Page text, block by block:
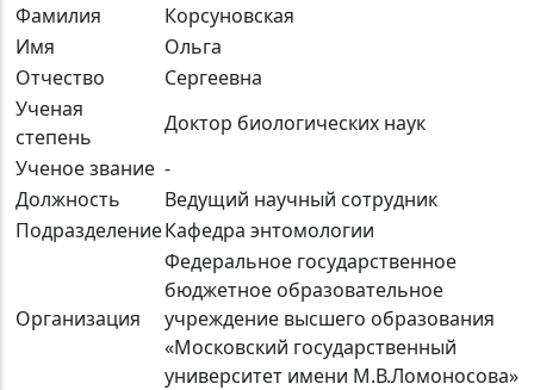
Фамилия
Корсуновская
Имя
Ольга
Отчество
Сергеевна
Ученая
степень
Доктор биологических наук
Ученое звание -
Должность
Ведущий научный сотрудник
ПодразделениеКафедра энтомологии
Организация
Федеральное государственное
бюджетное образовательное
учреждение высшего образования
«Московский государственный
университет имени М.В.Ломоносова»